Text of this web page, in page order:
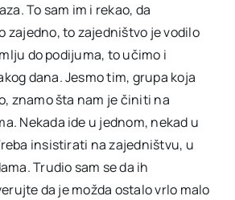
To sam im i rekao, da
zajedno, to zajedništvo je vodilo
do podijuma, to učimo i
dana. Jesmo tim, grupa koja
znamo šta nam je činiti na
Nekada ide u jednom, nekad u
insistirati na zajedništvu, u
Trudio sam se da ih
da je možda ostalo vrlo malo